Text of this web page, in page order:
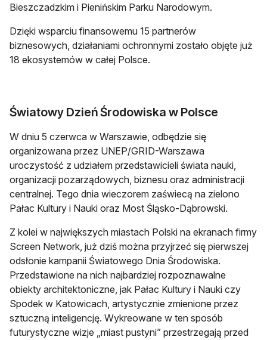
Bieszczadzkim i Pienińskim Parku Narodowym.
Dzięki wsparciu finansowemu 15 partnerów
biznesowych, działaniami ochronnymi zostało objęte już
18 ekosystemów w całej Polsce.
Światowy Dzień Środowiska w Polsce
W dniu 5 czerwca w Warszawie, odbędzie się
organizowana przez UNEP/GRID-Warszawa
uroczystość z udziałem przedstawicieli świata nauki,
organizacji pozarządowych, biznesu oraz administracji
centralnej. Tego dnia wieczorem zaświecą na zielono
Pałac Kultury i Nauki oraz Most Śląsko-Dąbrowski.
Z kolei w największych miastach Polski na ekranach firmy
Screen Network, już dziś można przyjrzeć się pierwszej
odsłonie kampanii Światowego Dnia Środowiska.
Przedstawione na nich najbardziej rozpoznawalne
obiekty architektoniczne, jak Pałac Kultury i Nauki czy
Spodek w Katowicach, artystycznie zmienione przez
sztuczną inteligencję. Wykreowane w ten sposób
futurystyczne wizje „miast pustyni” przestrzegają przed